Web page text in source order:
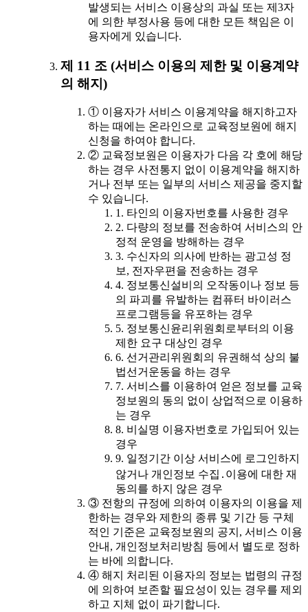
발생되는 서비스 이용상의 과실 또는 제3자
에 의한 부정사용 등에 대한 모든 책임은 이
용자에게 있습니다.
제 11 조 (서비스 이용의 제한 및 이용계약
의 해지)
① 이용자가 서비스 이용계약을 해지하고자
하는 때에는 온라인으로 교육정보원에 해지
신청을 하여야 합니다.
② 교육정보원은 이용자가 다음 각 호에 해당
하는 경우 사전통지 없이 이용계약을 해지하
거나 전부 또는 일부의 서비스 제공을 중지할
수 있습니다.
1. 타인의 이용자번호를 사용한 경우
2. 다량의 정보를 전송하여 서비스의 안
정적 운영을 방해하는 경우
3. 수신자의 의사에 반하는 광고성 정
보, 전자우편을 전송하는 경우
4. 정보통신설비의 오작동이나 정보 등
의 파괴를 유발하는 컴퓨터 바이러스
프로그램등을 유포하는 경우
5. 정보통신윤리위원회로부터의 이용
제한 요구 대상인 경우
6. 선거관리위원회의 유권해석 상의 불
법선거운동을 하는 경우
7. 서비스를 이용하여 얻은 정보를 교육
정보원의 동의 없이 상업적으로 이용하
는 경우
8. 비실명 이용자번호로 가입되어 있는
경우
9. 일정기간 이상 서비스에 로그인하지
않거나 개인정보 수집․이용에 대한 재
동의를 하지 않은 경우
③ 전항의 규정에 의하여 이용자의 이용을 제
한하는 경우와 제한의 종류 및 기간 등 구체
적인 기준은 교육정보원의 공지, 서비스 이용
안내, 개인정보처리방침 등에서 별도로 정하
는 바에 의합니다.
④ 해지 처리된 이용자의 정보는 법령의 규정
에 의하여 보존할 필요성이 있는 경우를 제외
하고 지체 없이 파기합니다.